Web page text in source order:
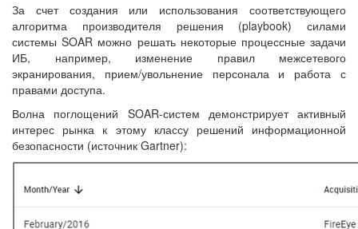
За счет создания или использования соответствующего
алгоритма производителя решения (playbook) силами
системы SOAR можно решать некоторые процессные задачи
ИБ, например, изменение правил межсетевого
экранирования, прием/увольнение персонала и работа с
правами доступа.
Волна поглощений SOAR-систем демонстрирует активный
интерес рынка к этому классу решений информационной
безопасности (источник Gartner):